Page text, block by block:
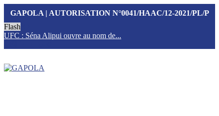
GAPOLA | AUTORISATION N°0041/HAAC/12-2021/PL/P
Flash
UFC : Séna Alipui ouvre au nom de...